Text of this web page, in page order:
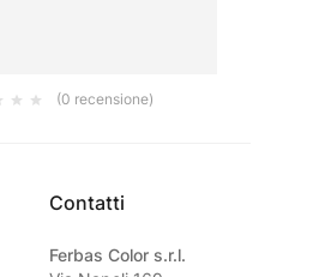
(0 recensione)
Contatti
Ferbas Color s.r.l.